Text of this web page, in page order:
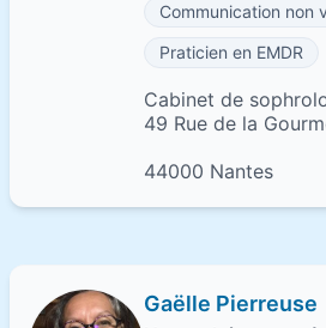
Communication non
Praticien en EMDR
Cabinet de
49 Rue de la
44000 Nantes
Gaëlle Pierreuse